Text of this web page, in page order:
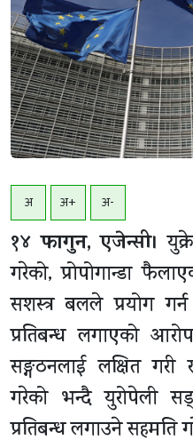
अ अ+ अ-
१४ फागुन, एजेन्सी।
गरेको, प्रोपोगान्डा
सशस्त्र बलले प्रयोग गर्न
प्रतिबन्ध लगाएको
सङ्गठनलाई लक्षित
गरेको भन्दै युरोपेली
प्रतिबन्ध लगाउने सहमति